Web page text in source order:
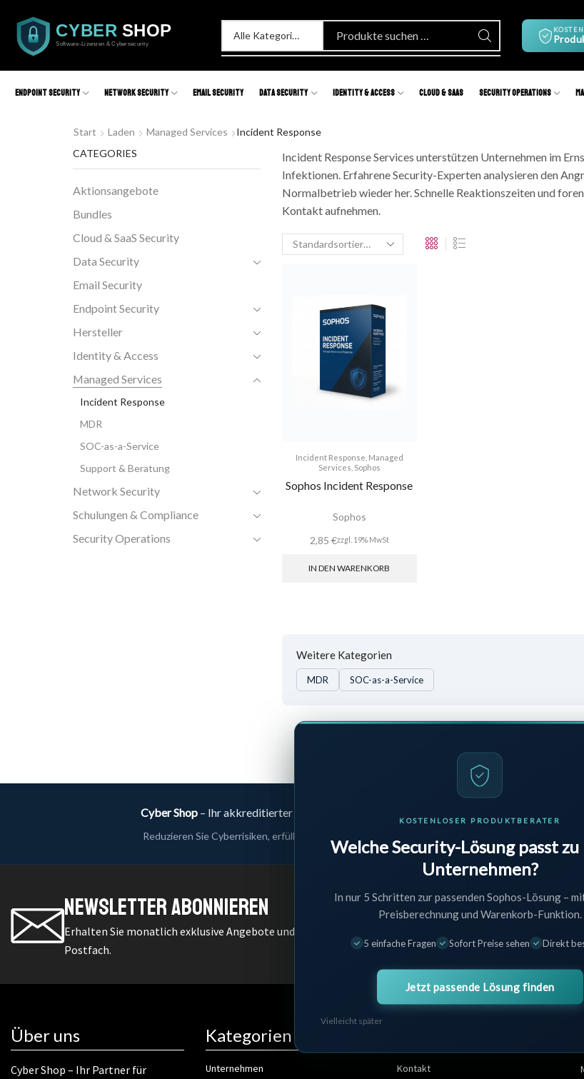
Endpoint Security Network Security Email Security Data Security Identity & Access Cloud & SaaS Security Operations
Start Laden Managed Services Incident Response
Incident Response Services unterstützen Unternehmen im
Infektionen. Erfahrene Security-Experten analysieren den
Normalbetrieb wieder her. Schnelle Reaktionszeiten und
Kontakt aufnehmen.
Incident Response Managed
Services Sophos
Sophos Incident Response
Sophos
2,85 €zzgl. 19% MwSt
IN DEN WARENKORB
Weitere Kategorien
MDR SOC-as-a-Service
CATEGORIES
Aktionsangebote
Bundles
Cloud & SaaS Security
Data Security
Email Security
Endpoint Security
Hersteller
Identity & Access
Managed Services
Incident Response
MDR
SOC-as-a-Service
Support & Beratung
Network Security
Schulungen & Compliance
Security Operations
Cyber Shop – Ihr akkreditierter B2B Fachhandelspartner für professionelle Software-
Reduzieren Sie Cyberrisiken, erfüllen Sie Compliance-Anforderungen und senken Sie
Newsletter Abonnieren
Erhalten Sie monatlich exklusive Angebote und IT-Security News direkt in Ihr
Postfach.
Über uns
Cyber Shop – Ihr Partner für
Kategorien
Unternehmen
Kontakt
KOSTENLOSER PRODUKTBERATER
Welche Security-Lösung passt
Unternehmen?
In nur 5 Schritten zur passenden Sophos-Lösung –
Preisberechnung und Warenkorb-Funktion.
5 einfache Fragen Sofort Preise sehen Direkt
Jetzt passende Lösung finden
Vielleicht später